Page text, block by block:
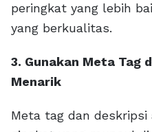
peringkat yang lebih
yang berkualitas.
3. Gunakan Meta Tag
Menarik
Meta tag dan